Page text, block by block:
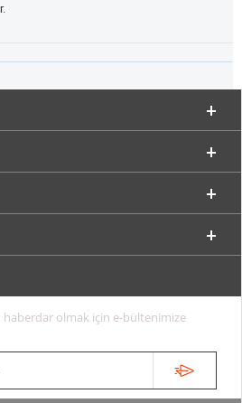
olmak için e-bültenimize